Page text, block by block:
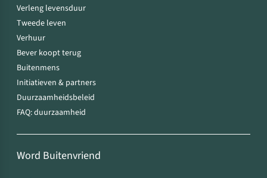
Verleng levensduur
Tweede leven
Verhuur
Bever koopt terug
Buitenmens
Initiatieven & partners
Duurzaamheidsbeleid
FAQ: duurzaamheid
Word Buitenvriend